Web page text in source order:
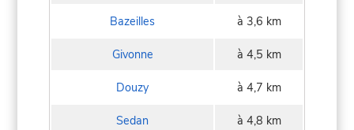
Bazeilles à 3,6 km
Givonne à 4,5 km
Douzy à 4,7 km
Sedan à 4,8 km